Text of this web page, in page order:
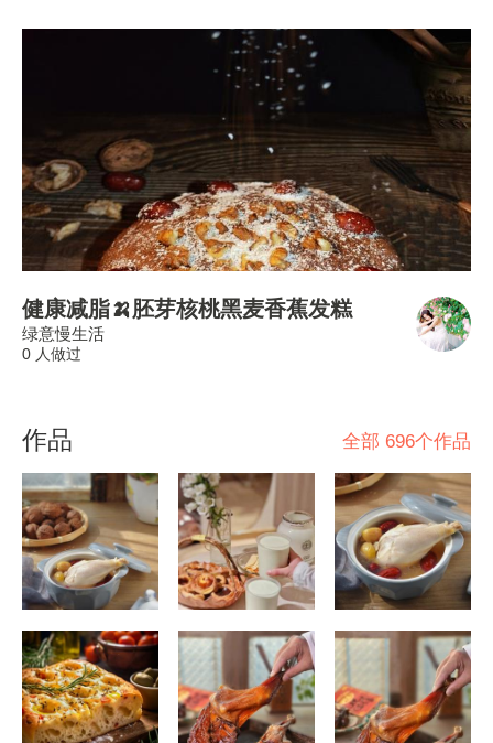
健康减脂🍌胚芽核桃黑麦香蕉发糕
绿意慢生活
0 人做过
作品 全部 696个作品